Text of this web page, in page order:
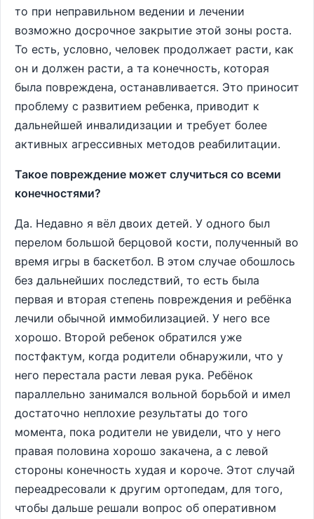
то при неправильном ведении и лечении
возможно досрочное закрытие этой зоны роста.
То есть, условно, человек продолжает расти, как
он и должен расти, а та конечность, которая
была повреждена, останавливается. Это приносит
проблему с развитием ребенка, приводит к
дальнейшей инвалидизации и требует более
активных агрессивных методов реабилитации.
Такое повреждение может случиться со всеми
конечностями?
Да. Недавно я вёл двоих детей. У одного был
перелом большой берцовой кости, полученный во
время игры в баскетбол. В этом случае обошлось
без дальнейших последствий, то есть была
первая и вторая степень повреждения и ребёнка
лечили обычной иммобилизацией. У него все
хорошо. Второй ребенок обратился уже
постфактум, когда родители обнаружили, что у
него перестала расти левая рука. Ребёнок
параллельно занимался вольной борьбой и имел
достаточно неплохие результаты до того
момента, пока родители не увидели, что у него
правая половина хорошо закачена, а с левой
стороны конечность худая и короче. Этот случай
переадресовали к другим ортопедам, для того,
чтобы дальше решали вопрос об оперативном